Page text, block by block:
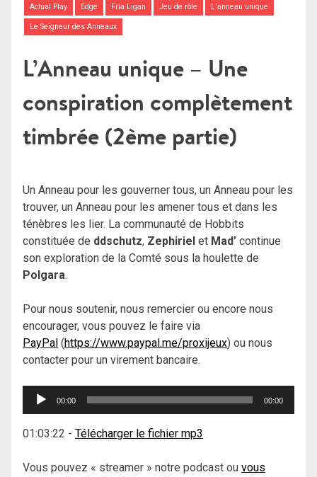
Actual Play Edge Fria Ligan Jeu de rôle L'anneau unique
Le Seigneur des Anneaux
L’Anneau unique – Une
conspiration complètement
timbrée (2ème partie)
Un Anneau pour les gouverner tous, un Anneau pour les
trouver, un Anneau pour les amener tous et dans les
ténèbres les lier. La communauté de Hobbits
constituée de ddschutz, Zephiriel et Mad’ continue
son exploration de la Comté sous la houlette de
Polgara.
Pour nous soutenir, nous remercier ou encore nous
encourager, vous pouvez le faire via
PayPal (https://www.paypal.me/proxijeux) ou nous
contacter pour un virement bancaire.
Lecteur
00:00 00:00
01:03:22 - Télécharger le fichier mp3
Vous pouvez « streamer » notre podcast ou vous